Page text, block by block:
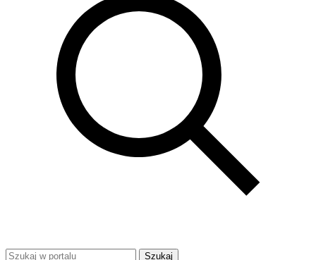
Szukaj